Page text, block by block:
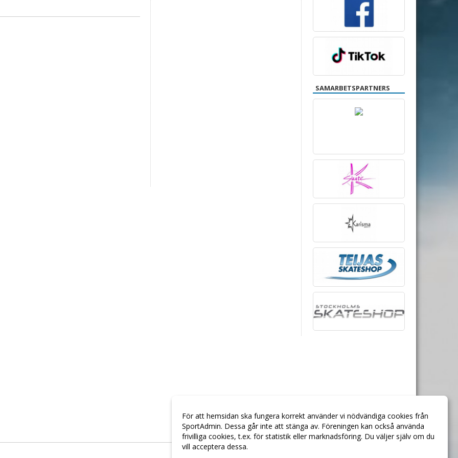
SAMARBETSPARTNERS
För att hemsidan ska fungera korrekt använder vi nödvändiga cookies från
SportAdmin. Dessa går inte att stänga av. Föreningen kan också använda
frivilliga cookies, t.ex. för statistik eller marknadsföring. Du väljer själv om du
vill acceptera dessa.